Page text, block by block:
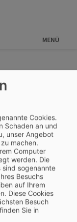
MENÜ
Cookies.
Schaden an und
unser Angebot
machen.
Computer
werden. Die
sind sogenannte
Besuchs
auf Ihrem
Diese Cookies
Besuch
Sie in